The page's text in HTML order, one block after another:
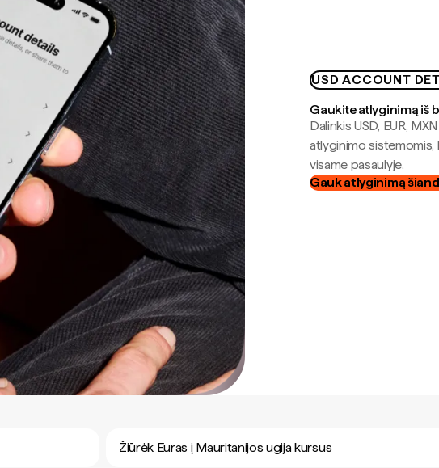
USD ACCOUNT
Gaukite atlyginimą iš
Dalinkis USD, EUR,
atlyginimo
visame pasaulyje.
Gauk atlyginimą
Žiūrėk Euras į Mauritanijos ugija kursus